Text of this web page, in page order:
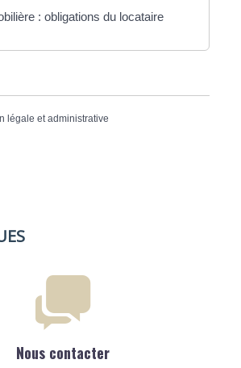
: obligations du locataire
légale et administrative
Nous contacter